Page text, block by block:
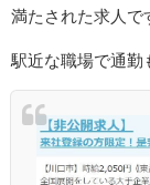
満たされた求人で
駅近な職場で通勤